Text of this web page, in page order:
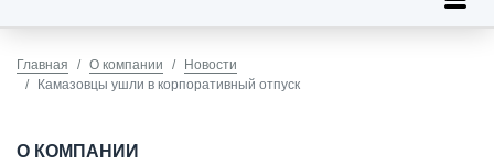
Главная О компании
Новости
Камазовцы ушли в корпоративный отпуск
О КОМПАНИИ